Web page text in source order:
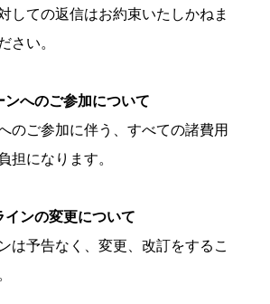
しての返信はお約束いたしかねま
さい。
ンへのご参加について
のご参加に伴う、すべての諸費用
担になります。
インの変更について
は予告なく、変更、改訂をするこ